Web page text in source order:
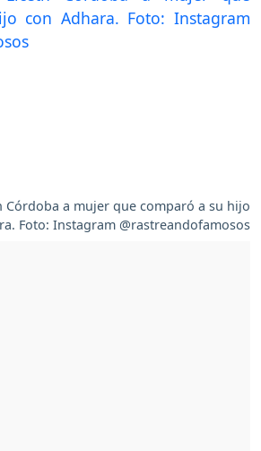
Córdoba a mujer que comparó a su hijo
Foto: Instagram @rastreandofamosos